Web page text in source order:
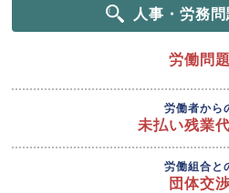
人事・労務
労働問題
労働者から
未払い残業
労働組合と
団体交渉